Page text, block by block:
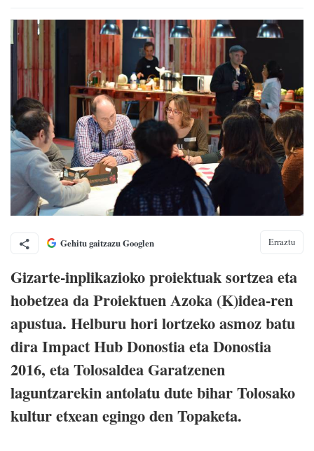
Gehitu gaitzazu Googlen Erraztu
Gizarte-inplikazioko proiektuak sortzea eta
hobetzea da Proiektuen Azoka (K)idea-ren
apustua. Helburu hori lortzeko asmoz batu
dira Impact Hub Donostia eta Donostia
2016, eta Tolosaldea Garatzenen
laguntzarekin antolatu dute bihar Tolosako
kultur etxean egingo den Topaketa.